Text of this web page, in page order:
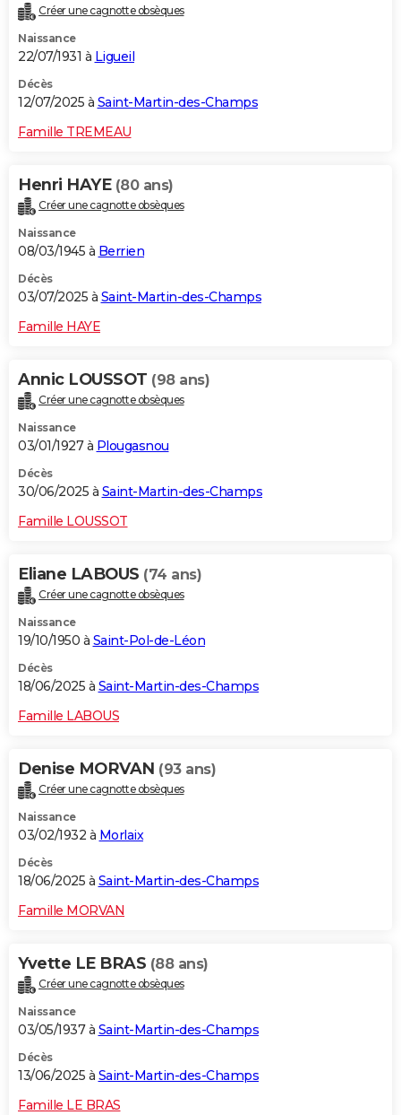
Créer une cagnotte obsèques
Naissance
22/07/1931 à Ligueil
Décès
12/07/2025 à Saint-Martin-des-Champs
Famille TREMEAU
Henri HAYE (80 ans)
Créer une cagnotte obsèques
Naissance
08/03/1945 à Berrien
Décès
03/07/2025 à Saint-Martin-des-Champs
Famille HAYE
Annic LOUSSOT (98 ans)
Créer une cagnotte obsèques
Naissance
03/01/1927 à Plougasnou
Décès
30/06/2025 à Saint-Martin-des-Champs
Famille LOUSSOT
Eliane LABOUS (74 ans)
Créer une cagnotte obsèques
Naissance
19/10/1950 à Saint-Pol-de-Léon
Décès
18/06/2025 à Saint-Martin-des-Champs
Famille LABOUS
Denise MORVAN (93 ans)
Créer une cagnotte obsèques
Naissance
03/02/1932 à Morlaix
Décès
18/06/2025 à Saint-Martin-des-Champs
Famille MORVAN
Yvette LE BRAS (88 ans)
Créer une cagnotte obsèques
Naissance
03/05/1937 à Saint-Martin-des-Champs
Décès
13/06/2025 à Saint-Martin-des-Champs
Famille LE BRAS